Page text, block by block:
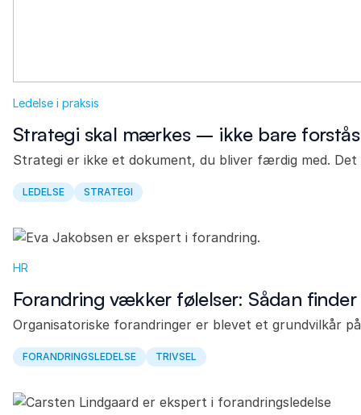
Ledelse i praksis
Strategi skal mærkes – ikke bare forstås
Strategi er ikke et dokument, du bliver færdig med.
LEDELSE STRATEGI
HR
Forandring vækker følelser: Sådan
Organisatoriske forandringer er blevet et grundvilkår
FORANDRINGSLEDELSE TRIVSEL